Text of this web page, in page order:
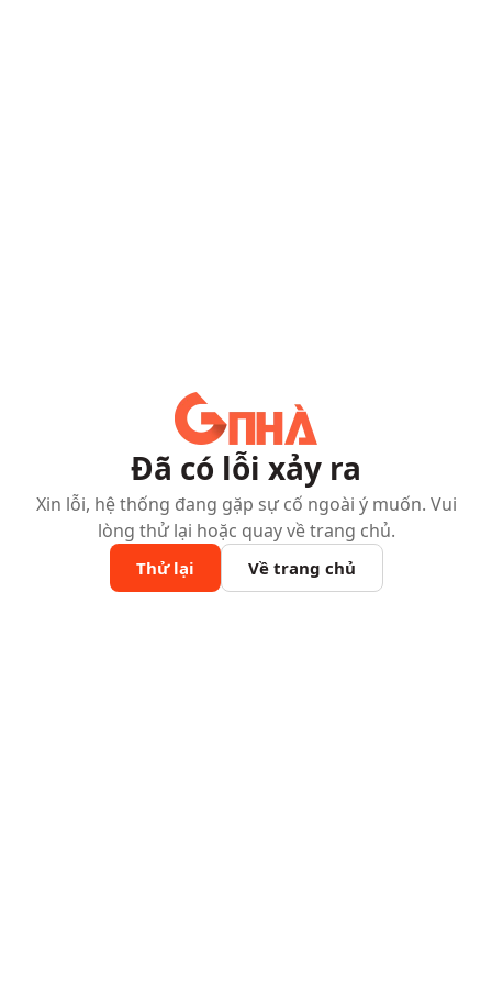
Đã có lỗi xảy ra
Xin lỗi, hệ thống đang gặp sự cố ngoài ý muốn. Vui
lòng thử lại hoặc quay về trang chủ.
Thử lại Về trang chủ